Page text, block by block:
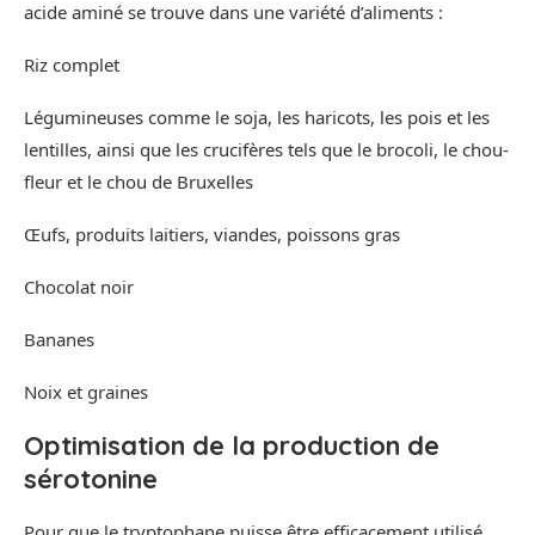
acide aminé se trouve dans une variété d’aliments :
Riz complet
Légumineuses comme le soja, les haricots, les pois et les
lentilles, ainsi que les crucifères tels que le brocoli, le chou-
fleur et le chou de Bruxelles
Œufs, produits laitiers, viandes, poissons gras
Chocolat noir
Bananes
Noix et graines
Optimisation de la production de
sérotonine